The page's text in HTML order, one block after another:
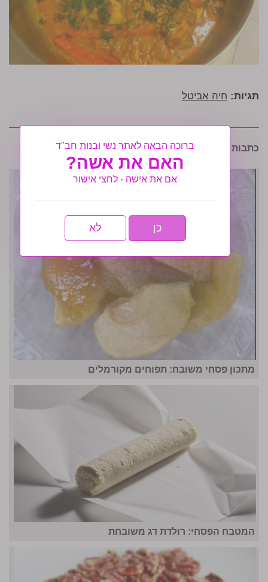
תגיות: חיה אביטל
כתבות נוספות שיעניינו אותך:
מתכון פסחי משובח: תפוחים מקורמלים
המטבח הפסחי: רולדת דג משובחת
ברוכה הבאה לאתר נשי ובנות חב"ד
האם את אשה?
אם את אישה - לחצי אישור
כן לא